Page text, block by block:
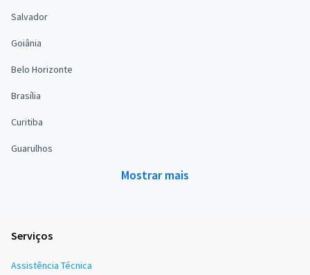
Salvador
Goiânia
Belo Horizonte
Brasília
Curitiba
Guarulhos
Mostrar mais
Serviços
Assistência Técnica